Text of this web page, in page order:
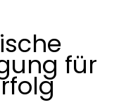
für